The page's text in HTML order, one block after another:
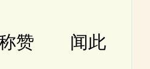
赞 闻此